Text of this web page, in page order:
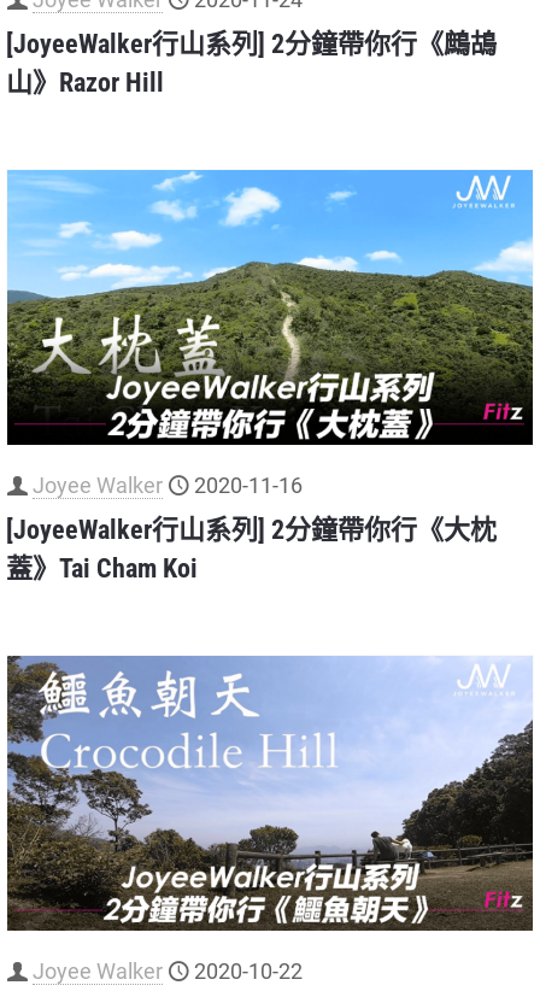
[JoyeeWalker行山系列] 2分鐘帶你行《鷓鴣
山》Razor Hill
Joyee Walker 2020-11-16
[JoyeeWalker行山系列] 2分鐘帶你行《大枕
蓋》Tai Cham Koi
Joyee Walker 2020-10-22